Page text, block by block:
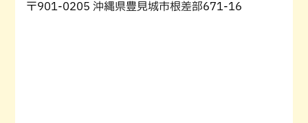
〒901-0205 沖縄県豊見城市根差部671-16